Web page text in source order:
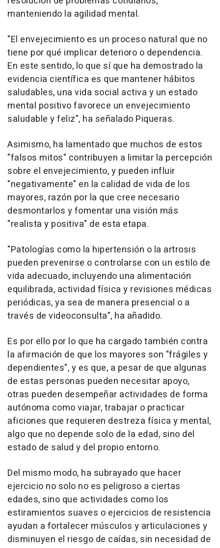
manteniendo la agilidad mental.
"El envejecimiento es un proceso natural que no
tiene por qué implicar deterioro o dependencia.
En este sentido, lo que sí que ha demostrado la
evidencia científica es que mantener hábitos
saludables, una vida social activa y un estado
mental positivo favorece un envejecimiento
saludable y feliz", ha señalado Piqueras.
Asimismo, ha lamentado que muchos de estos
"falsos mitos" contribuyen a limitar la percepción
sobre el envejecimiento, y pueden influir
"negativamente" en la calidad de vida de los
mayores, razón por la que cree necesario
desmontarlos y fomentar una visión más
"realista y positiva" de esta etapa.
"Patologías como la hipertensión o la artrosis
pueden prevenirse o controlarse con un estilo de
vida adecuado, incluyendo una alimentación
equilibrada, actividad física y revisiones médicas
periódicas, ya sea de manera presencial o a
través de videoconsulta", ha añadido.
Es por ello por lo que ha cargado también contra
la afirmación de que los mayores son "frágiles y
dependientes", y es que, a pesar de que algunas
de estas personas pueden necesitar apoyo,
otras pueden desempeñar actividades de forma
autónoma como viajar, trabajar o practicar
aficiones que requieren destreza física y mental,
algo que no depende solo de la edad, sino del
estado de salud y del propio entorno.
Del mismo modo, ha subrayado que hacer
ejercicio no solo no es peligroso a ciertas
edades, sino que actividades como los
estiramientos suaves o ejercicios de resistencia
ayudan a fortalecer músculos y articulaciones y
disminuyen el riesgo de caídas, sin necesidad de